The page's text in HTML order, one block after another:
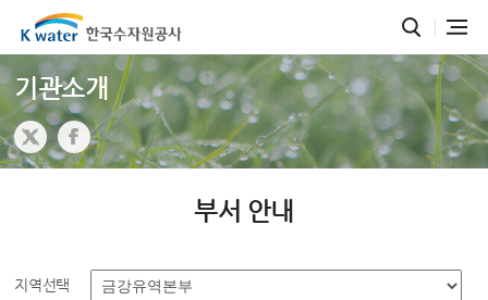
기관소개
부서 안내
지역선택